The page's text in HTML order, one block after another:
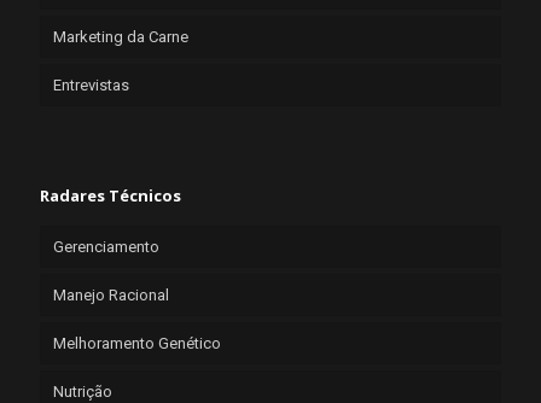
Marketing da Carne
Entrevistas
Radares Técnicos
Gerenciamento
Manejo Racional
Melhoramento Genético
Nutrição